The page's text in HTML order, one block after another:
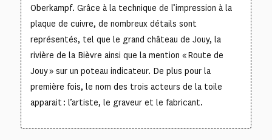
Oberkampf. Grâce à la technique de l’impression à la
plaque de cuivre, de nombreux détails sont
représentés, tel que le grand château de Jouy, la
rivière de la Bièvre ainsi que la mention « Route de
Jouy » sur un poteau indicateur. De plus pour la
première fois, le nom des trois acteurs de la toile
apparait : l’artiste, le graveur et le fabricant.